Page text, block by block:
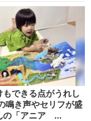
もできる点がうれし
鳴き声やセリフが盛
の「アニア ...